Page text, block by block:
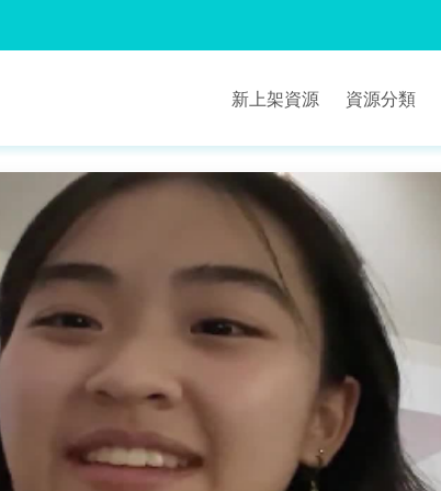
新上架資源 資源分類